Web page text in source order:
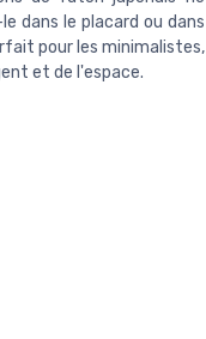
dans le placard ou dans
pour les minimalistes,
et de l'espace.